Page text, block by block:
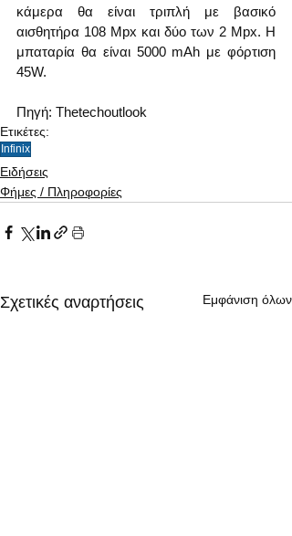
κάμερα θα είναι τριπλή με βασικό
αισθητήρα 108 Mpx και δύο των 2 Mpx. Η
μπαταρία θα είναι 5000 mAh με φόρτιση
45W.
Πηγή: Thetechoutlook
Ετικέτες:
Infinix
Ειδήσεις
Φήμες / Πληροφορίες
Σχετικές αναρτήσεις Εμφάνιση όλων